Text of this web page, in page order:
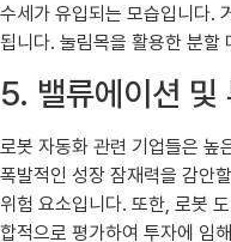
수세가 유입되는 모습입니다.
됩니다. 눌림목을 활용한 분할
5. 밸류에이션 및
로봇 자동화 관련 기업들은
폭발적인 성장 잠재력을 감안
위험 요소입니다. 또한, 로봇
합적으로 평가하여 투자에 임